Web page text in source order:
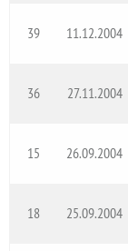
39 11.12.2004
36 27.11.2004
15 26.09.2004
18 25.09.2004